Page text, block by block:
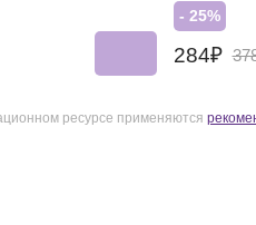
- 25%
284₽
ресурсе применяются